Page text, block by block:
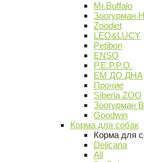
Mr.Buffalo
Зоогурман
Zoodiet
LEO&LUCY
Petibon
ENSO
P.E.P.P.O.
ЕМ ДО ДНА
Прочие
Siberia ZOO
Зоогурман
Goodwin
Корма для собак
Корма для
Delicana
All